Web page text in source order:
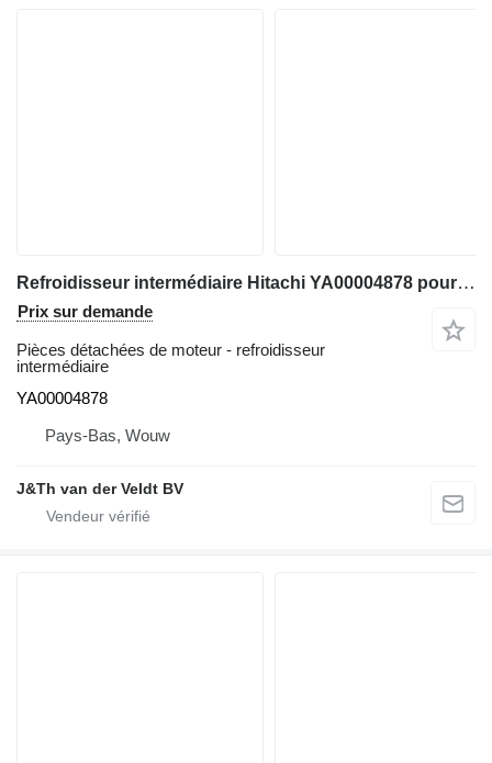
Refroidisseur intermédiaire Hitachi YA00004878 pour excavateur Hitachi ZX670-6 ZX690-6 ZX670-5B
Prix sur demande
Pièces détachées de moteur - refroidisseur
intermédiaire
YA00004878
Pays-Bas, Wouw
J&Th van der Veldt BV